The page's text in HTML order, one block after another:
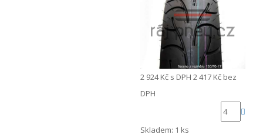
2 924 Kč s DPH 2 417 Kč bez
DPH
Skladem: 1 ks